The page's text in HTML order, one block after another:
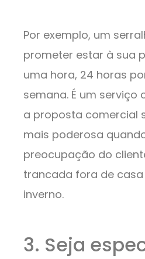
Por exemplo, um
prometer estar à sua
uma hora, 24 horas
semana. É um serviço
a proposta comercial
mais poderosa
preocupação do
trancada fora de
inverno.
3. Seja